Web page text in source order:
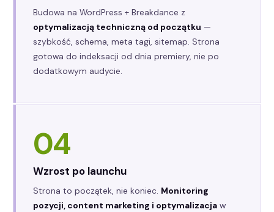
Budowa na WordPress + Breakdance z
optymalizacją techniczną od początku —
szybkość, schema, meta tagi, sitemap. Strona
gotowa do indeksacji od dnia premiery, nie po
dodatkowym audycie.
04
Wzrost po launchu
Strona to początek, nie koniec. Monitoring
pozycji, content marketing i optymalizacja w